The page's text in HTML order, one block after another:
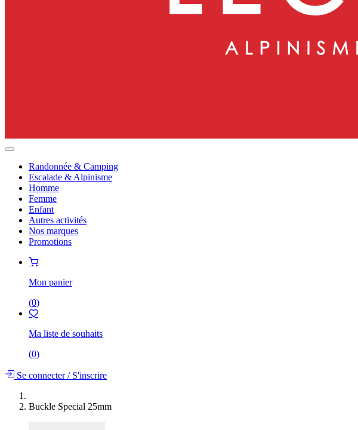
Randonnée & Camping
Escalade & Alpinisme
Homme
Femme
Enfant
Autres activités
Nos marques
Promotions
Mon panier
(0)
Ma liste de souhaits
(0)
Se connecter/S'inscrire
Buckle Special 25mm